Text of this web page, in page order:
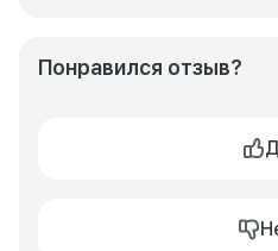
Понравился отзыв?